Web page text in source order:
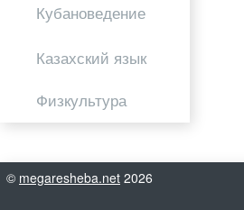
Кубановедение
Казахский язык
Физкультура
© megaresheba.net 2026